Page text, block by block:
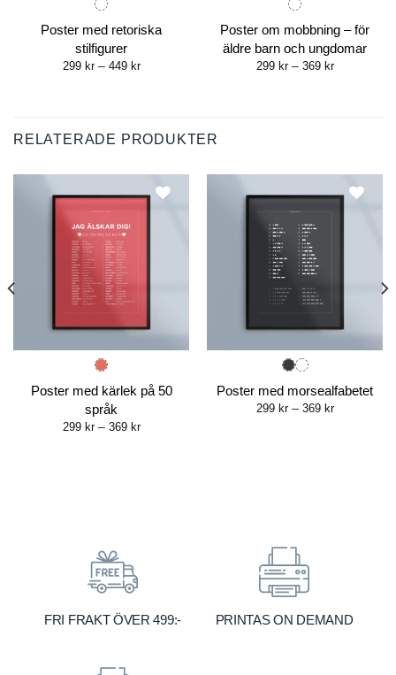
Poster med retoriska
stilfigurer
299 kr – 449 krPrice
Poster om mobbning – för
äldre barn och ungdomar
299 kr – 369 krPrice
RELATERADE PRODUKTER
Poster med kärlek på 50
språk
299 kr – 369 krPrice
Poster med morsealfabetet
299 kr – 369 krPrice
FRI FRAKT ÖVER 499:- PRINTAS ON DEMAND